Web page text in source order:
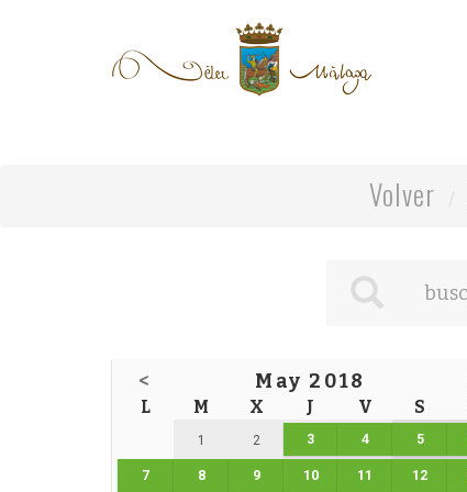
Volver
< May 2018
L M X J V S
1 2 3 4 5
7 8 9 10 11 12